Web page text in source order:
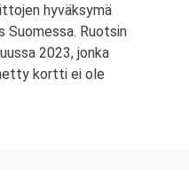
hyväksymä
Ruotsin
2023, jonka
kortti ei ole